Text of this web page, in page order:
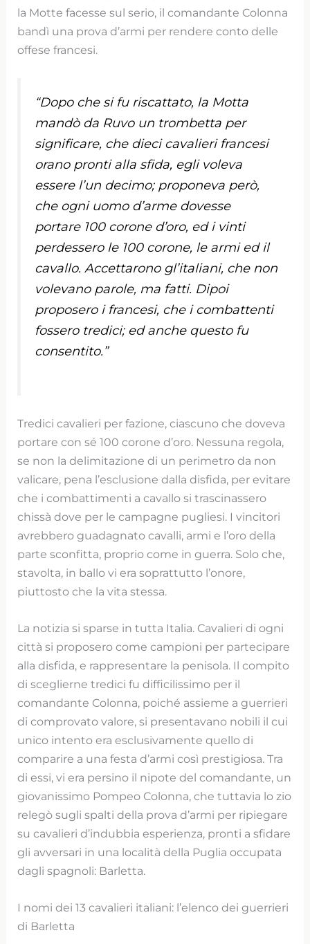
la Motte facesse sul serio, il comandante Colonna
bandì una prova d’armi per rendere conto delle
offese francesi.
“Dopo che si fu riscattato, la Motta
mandò da Ruvo un trombetta per
significare, che dieci cavalieri francesi
orano pronti alla sfida, egli voleva
essere l’un decimo; proponeva però,
che ogni uomo d’arme dovesse
portare 100 corone d’oro, ed i vinti
perdessero le 100 corone, le armi ed il
cavallo. Accettarono gl’italiani, che non
volevano parole, ma fatti. Dipoi
proposero i francesi, che i combattenti
fossero tredici; ed anche questo fu
consentito.”
Tredici cavalieri per fazione, ciascuno che doveva
portare con sé 100 corone d’oro. Nessuna regola,
se non la delimitazione di un perimetro da non
valicare, pena l’esclusione dalla disfida, per evitare
che i combattimenti a cavallo si trascinassero
chissà dove per le campagne pugliesi. I vincitori
avrebbero guadagnato cavalli, armi e l’oro della
parte sconfitta, proprio come in guerra. Solo che,
stavolta, in ballo vi era soprattutto l’onore,
piuttosto che la vita stessa.
La notizia si sparse in tutta Italia. Cavalieri di ogni
città si proposero come campioni per partecipare
alla disfida, e rappresentare la penisola. Il compito
di sceglierne tredici fu difficilissimo per il
comandante Colonna, poiché assieme a guerrieri
di comprovato valore, si presentavano nobili il cui
unico intento era esclusivamente quello di
comparire a una festa d’armi così prestigiosa. Tra
di essi, vi era persino il nipote del comandante, un
giovanissimo Pompeo Colonna, che tuttavia lo zio
relegò sugli spalti della prova d’armi per ripiegare
su cavalieri d’indubbia esperienza, pronti a sfidare
gli avversari in una località della Puglia occupata
dagli spagnoli: Barletta.
I nomi dei 13 cavalieri italiani: l’elenco dei guerrieri
di Barletta